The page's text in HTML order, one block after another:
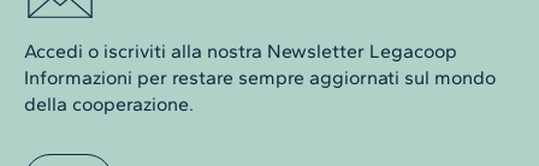
Accedi o iscriviti alla nostra Newsletter Legacoop
Informazioni per restare sempre aggiornati sul mondo
della cooperazione.